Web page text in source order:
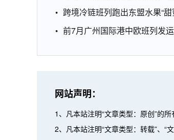
跨境冷链班列跑出东盟水果“甜
前7月广州国际港中欧班列发
网站声明：
1、凡本站注明“文章类型：原创”的
2、凡本站注明“文章类型：转载”、“